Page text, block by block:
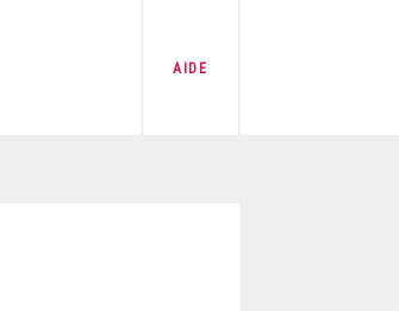
AIDE